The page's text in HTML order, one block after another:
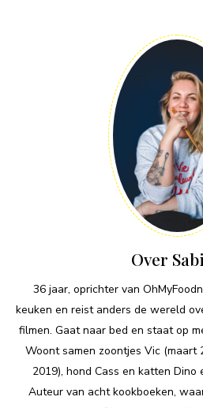
Over
36 jaar, oprichter van
keuken en reist anders de wereld
filmen. Gaat naar bed en staat op
Woont samen zoontjes Vic (maart
2019), hond Cass en katten Dino
Auteur van acht kookboeken,